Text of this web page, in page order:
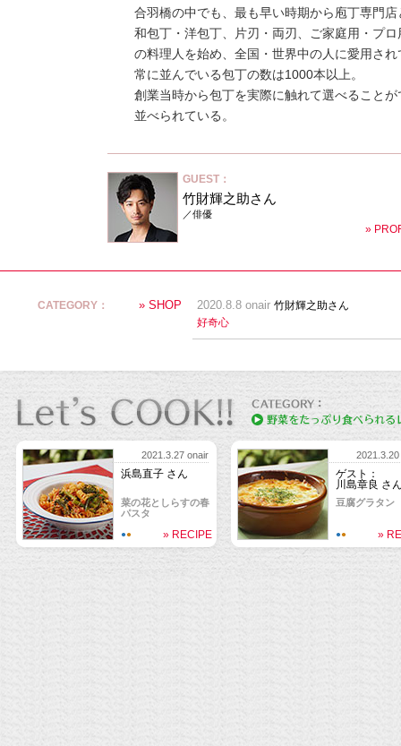
合羽橋の中でも、最も早い時期から庖丁専門
和包丁・洋包丁、片刃・両刃、ご家庭用・プ
の料理人を始め、全国・世界中の人に愛用され
常に並んでいる包丁の数は1000本以上。
創業当時から包丁を実際に触れて選べること
並べられている。
GUEST：
竹財輝之助さん
／俳優
»
CATEGORY： » SHOP 2020.8.8 onair 竹財輝之助さん
好奇心
2021.3.27 onair
浜島直子 さん
菜の花としらすの春
パスタ
●● » RECIPE
ゲスト：
川島章良 さ
豆腐グラタン
●● »